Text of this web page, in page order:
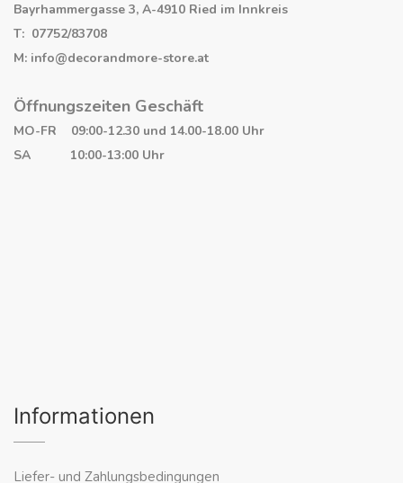
Bayrhammergasse 3, A-4910 Ried im Innkreis
T: 07752/83708
M: info@decorandmore-store.at
Öffnungszeiten Geschäft
MO-FR 09:00-12.30 und 14.00-18.00 Uhr
SA 10:00-13:00 Uhr
Informationen
Liefer- und Zahlungsbedingungen